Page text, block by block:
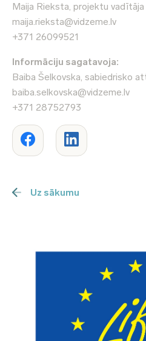
Maija Rieksta, projektu vadītāja
maija.rieksta@vidzeme.lv
+371 26099521
Informāciju sagatavoja:
Baiba Šelkovska, sabiedrisko
baiba.selkovska@vidzeme.lv
+371 28752793
Uz sākumu